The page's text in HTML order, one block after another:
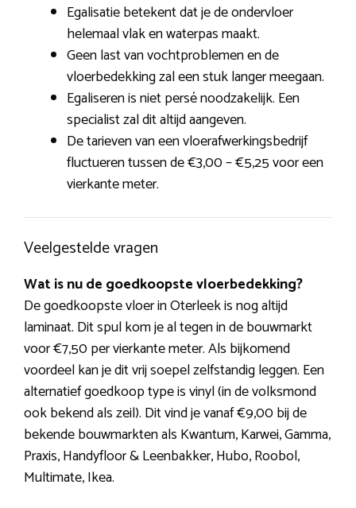
Egalisatie betekent dat je de ondervloer
helemaal vlak en waterpas maakt.
Geen last van vochtproblemen en de
vloerbedekking zal een stuk langer meegaan.
Egaliseren is niet persé noodzakelijk. Een
specialist zal dit altijd aangeven.
De tarieven van een vloerafwerkingsbedrijf
fluctueren tussen de €3,00 – €5,25 voor een
vierkante meter.
Veelgestelde vragen
Wat is nu de goedkoopste vloerbedekking?
De goedkoopste vloer in Oterleek is nog altijd
laminaat. Dit spul kom je al tegen in de bouwmarkt
voor €7,50 per vierkante meter. Als bijkomend
voordeel kan je dit vrij soepel zelfstandig leggen. Een
alternatief goedkoop type is vinyl (in de volksmond
ook bekend als zeil). Dit vind je vanaf €9,00 bij de
bekende bouwmarkten als Kwantum, Karwei, Gamma,
Praxis, Handyfloor & Leenbakker, Hubo, Roobol,
Multimate, Ikea.